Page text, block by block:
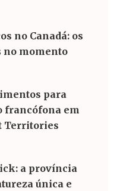
no Canadá: os
momento
para
francófona em
Territories
a província
única e